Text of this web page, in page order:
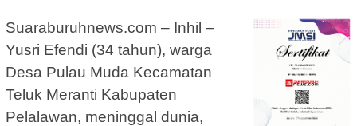
Suaraburuhnews.com – Inhil –
Yusri Efendi (34 tahun), warga
Desa Pulau Muda Kecamatan
Teluk Meranti Kabupaten
Pelalawan, meninggal dunia,